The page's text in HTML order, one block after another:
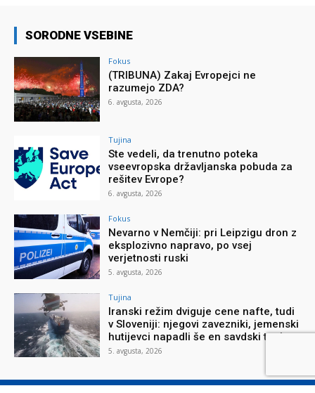
SORODNE VSEBINE
Fokus
(TRIBUNA) Zakaj Evropejci ne
razumejo ZDA?
6. avgusta, 2026
Tujina
Ste vedeli, da trenutno poteka
vseevropska državljanska pobuda za
rešitev Evrope?
6. avgusta, 2026
Fokus
Nevarno v Nemčiji: pri Leipzigu dron z
eksplozivno napravo, po vsej
verjetnosti ruski
5. avgusta, 2026
Tujina
Iranski režim dviguje cene nafte, tudi
v Sloveniji: njegovi zavezniki, jemenski
hutijevci napadli še en savdski tanker
5. avgusta, 2026